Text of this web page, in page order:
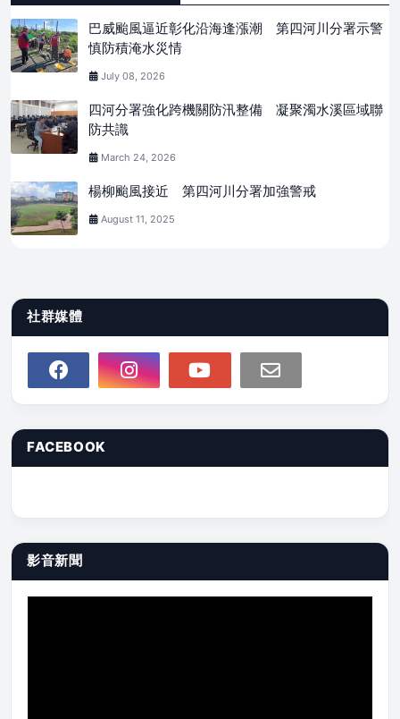
巴威颱風逼近彰化沿海逢漲潮 第四河川分署示警
慎防積淹水災情
July 08, 2026
四河分署強化跨機關防汛整備 凝聚濁水溪區域聯
防共識
March 24, 2026
楊柳颱風接近 第四河川分署加強警戒
August 11, 2025
社群媒體
FACEBOOK
影音新聞